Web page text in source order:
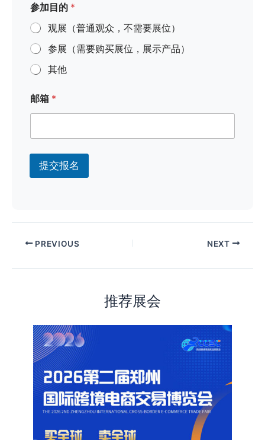
参加目的 *
观展（普通观众，不需要展位）
参展（需要购买展位，展示产品）
其他
邮箱 *
提交报名
PREVIOUS NEXT
推荐展会